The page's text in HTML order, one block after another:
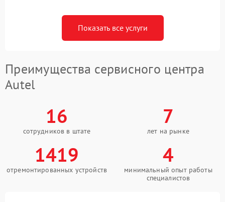
Показать все услуги
Преимущества сервисного центра
Autel
16
сотрудников в штате
7
лет на рынке
1419
отремонтированных устройств
4
минимальный опыт работы
специалистов